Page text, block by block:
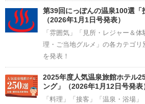
第39回にっぽんの温泉100選「
（2026年1月1日号発表）
「雰囲気」「見所・レジャー＆
理・ご当地グルメ」の各カテゴ
を発表！
2025年度人気温泉旅館ホテル
ング」（2026年1月12日号発表
「料理」「接客」「温泉・浴場